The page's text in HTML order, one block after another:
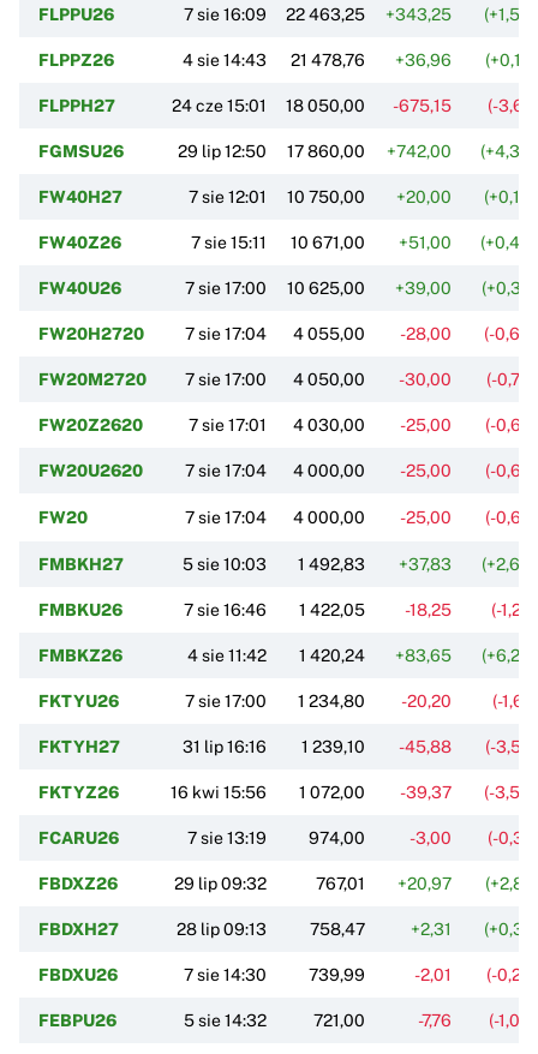
FLPPU26 7 sie 16:09 22 463,25 +343,25
FLPPZ26 4 sie 14:43 21 478,76 +36,96
FLPPH27 24 cze 15:01 18 050,00 -675,15 (-
FGMSU26 29 lip 12:50 17 860,00 +742,00
FW40H27 7 sie 12:01 10 750,00 +20,00
FW40Z26 7 sie 15:11 10 671,00 +51,00
FW40U26 7 sie 17:00 10 625,00 +39,00
FW20H2720 7 sie 17:04 4 055,00 -28,00 (-
FW20M2720 7 sie 17:00 4 050,00 -30,00 (-
FW20Z2620 7 sie 17:01 4 030,00 -25,00 (-
FW20U2620 7 sie 17:04 4 000,00 -25,00 (-
FW20 7 sie 17:04 4 000,00 -25,00 (-
FMBKH27 5 sie 10:03 1 492,83 +37,83
FMBKU26 7 sie 16:46 1 422,05 -18,25 (-
FMBKZ26 4 sie 11:42 1 420,24 +83,65
FKTYU26 7 sie 17:00 1 234,80 -20,20 (-
FKTYH27 31 lip 16:16 1 239,10 -45,88 (-
FKTYZ26 16 kwi 15:56 1 072,00 -39,37 (-
FCARU26 7 sie 13:19 974,00 -3,00 (-
FBDXZ26 29 lip 09:32 767,01 +20,97
FBDXH27 28 lip 09:13 758,47 +2,31
FBDXU26 7 sie 14:30 739,99 -2,01 (-
FEBPU26 5 sie 14:32 721,00 -7,76 (-